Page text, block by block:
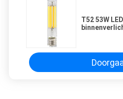
T52 53W